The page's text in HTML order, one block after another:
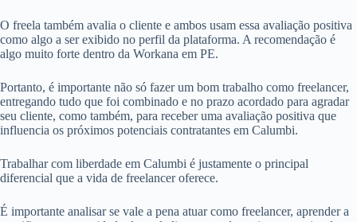
O freela também avalia o cliente e ambos usam essa avaliação positiva
como algo a ser exibido no perfil da plataforma. A recomendação é
algo muito forte dentro da Workana em PE.
Portanto, é importante não só fazer um bom trabalho como freelancer,
entregando tudo que foi combinado e no prazo acordado para agradar
seu cliente, como também, para receber uma avaliação positiva que
influencia os próximos potenciais contratantes em Calumbi.
Trabalhar com liberdade em Calumbi é justamente o principal
diferencial que a vida de freelancer oferece.
É importante analisar se vale a pena atuar como freelancer, aprender a